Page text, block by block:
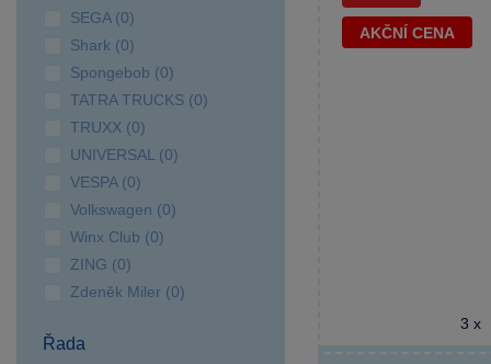
SEGA (0)
Shark (0)
Spongebob (0)
TATRA TRUCKS (0)
TRUXX (0)
UNIVERSAL (0)
VESPA (0)
Volkswagen (0)
Winx Club (0)
ZING (0)
Zdeněk Miler (0)
Řada
AKČNÍ CENA
3 x